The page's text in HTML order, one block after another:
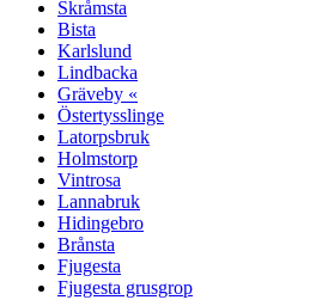
Skråmsta
Bista
Karlslund
Lindbacka
Gräveby «
Östertysslinge
Latorpsbruk
Holmstorp
Vintrosa
Lannabruk
Hidingebro
Brånsta
Fjugesta
Fjugesta grusgrop